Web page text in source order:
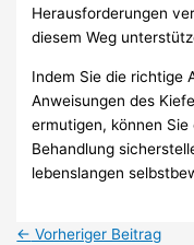
Herausforderungen
diesem Weg
Indem Sie die richtige
Anweisungen des
ermutigen, können
Behandlung
lebenslangen
← Vorheriger Beitrag